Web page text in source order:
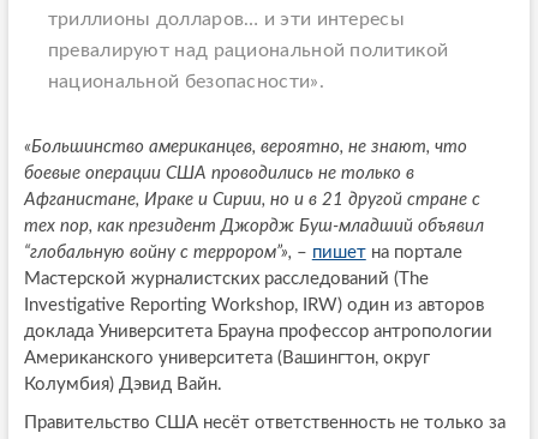
триллионы долларов… и эти интересы
превалируют над рациональной политикой
национальной безопасности».
«Большинство американцев, вероятно, не знают, что
боевые операции США проводились не только в
Афганистане, Ираке и Сирии, но и в 21 другой стране с
тех пор, как президент Джордж Буш-младший объявил
“глобальную войну с террором”», – пишетна портале
Мастерской журналистских расследований (The
Investigative Reporting Workshop, IRW) один из авторов
доклада Университета Брауна профессор антропологии
Американского университета (Вашингтон, округ
Колумбия) Дэвид Вайн.
Правительство США несёт ответственность не только за